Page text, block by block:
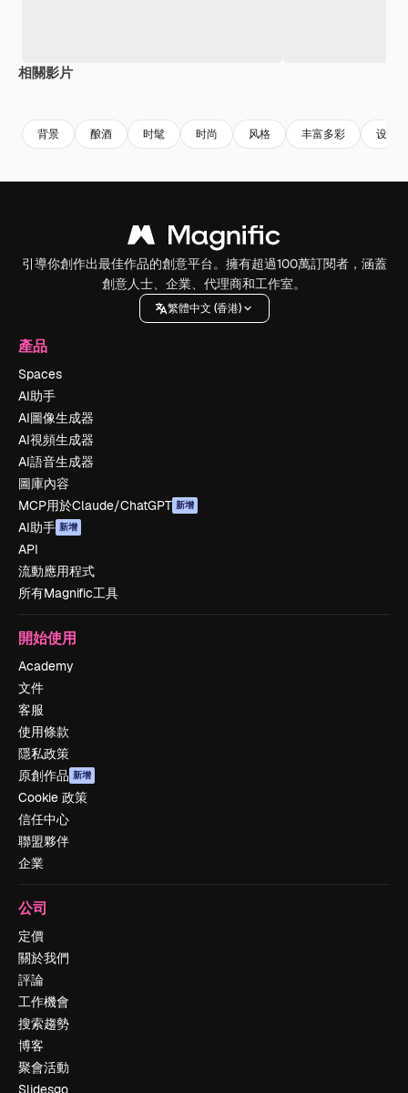
相關影片
背景 酿酒 时髦 时尚 风格 丰富多彩 设计
引導你創作出最佳作品的創意平台。擁有超過100萬訂閱者，涵蓋
創意人士、企業、代理商和工作室。
繁體中文 (香港)
產品
Spaces
AI助手
AI圖像生成器
AI視頻生成器
AI語音生成器
圖庫內容
MCP用於Claude/ChatGPT 新增
AI助手 新增
API
流動應用程式
所有Magnific工具
開始使用
Academy
文件
客服
使用條款
隱私政策
原創作品 新增
Cookie 政策
信任中心
聯盟夥伴
企業
公司
定價
關於我們
評論
工作機會
搜索趨勢
博客
聚會活動
Slidesgo